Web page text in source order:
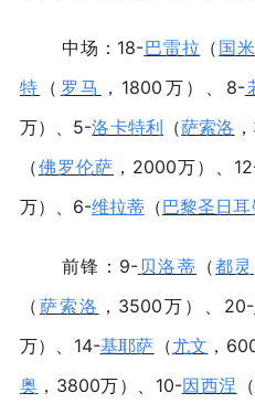
中场：18-巴雷拉 （ 国米
特 （ 罗马 ，1800万）、8-
万）、5-洛卡特利 （萨索洛
（佛罗伦萨 ，2000万）、
万）、6-维拉蒂（巴黎圣日耳
前锋：9-贝洛蒂 （都灵
（ 萨索洛 ，3500万）、20-
万）、14-基耶萨 （尤文 ，
奥 ，3800万）、10-因西涅 （